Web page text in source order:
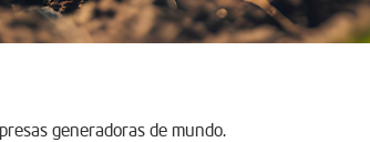
generadoras de mundo.